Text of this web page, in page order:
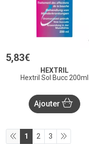
5,83€
HEXTRIL
Hextril Sol Bucc 200ml
Ajouter
1 2 3